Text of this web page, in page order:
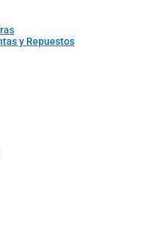
y Repuestos